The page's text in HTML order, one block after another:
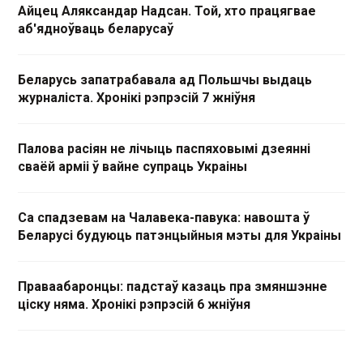
Айцец Аляксандар Надсан. Той, хто працягвае
аб'ядноўваць беларусаў
Беларусь запатрабавала ад Польшчы выдаць
журналіста. Хронікі рэпрэсій 7 жніўня
Палова расіян не лічыць паспяховымі дзеянні
сваёй арміі ў вайне супраць Украіны
Са спадзевам на Чалавека-павука: навошта ў
Беларусі будуюць патэнцыйныя мэты для Украіны
Праваабаронцы: падстаў казаць пра змяншэнне
ціску няма. Хронікі рэпрэсій 6 жніўня